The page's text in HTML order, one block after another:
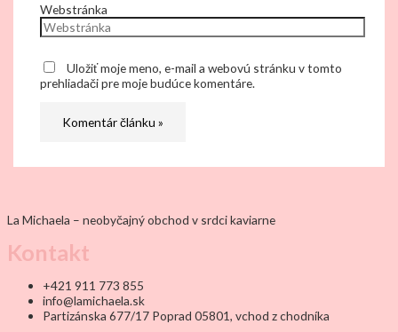
Webstránka
Uložiť moje meno, e-mail a webovú stránku v tomto
prehliadači pre moje budúce komentáre.
La Michaela – neobyčajný obchod v srdci kaviarne
Kontakt
+421 911 773 855
info@lamichaela.sk
Partizánska 677/17 Poprad 05801, vchod z chodníka